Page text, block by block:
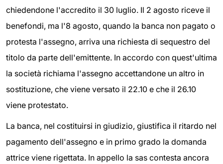
chiedendone l'accredito il 30 luglio. Il 2 agosto riceve il
benefondi, ma l'8 agosto, quando la banca non pagato o
protesta l'assegno, arriva una richiesta di sequestro del
titolo da parte dell'emittente. In accordo con quest'ultima
la società richiama l'assegno accettandone un altro in
sostituzione, che viene versato il 22.10 e che il 26.10
viene protestato.
La banca, nel costituirsi in giudizio, giustifica il ritardo nel
pagamento dell'assegno e in primo grado la domanda
attrice viene rigettata. In appello la sas contesta ancora